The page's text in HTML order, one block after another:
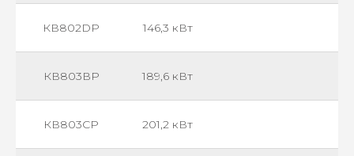
КВ802DР 146,3 кВт
КВ803ВР 189,6 кВт
КВ803СР 201,2 кВт